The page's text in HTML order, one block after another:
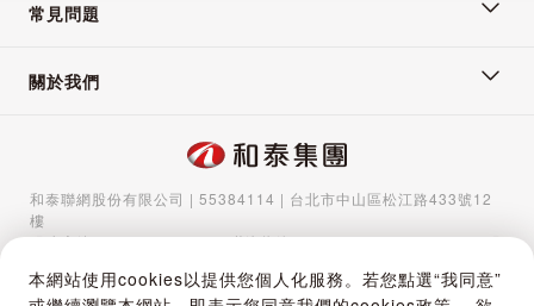
本網站使用cookies以提供您個人化服務。若您點選“我同意”
常見問題
關於我們
和泰聯網股份有限公司 | 55384114 | 台北市中山區松江路433號12
樓
服務專線：02-5570-1788| 聯絡信箱：gocs@hotaigo.com.tw| 服
Copyright © 2024 Hotai Connected Co.,Ltd | Powered by Hotai